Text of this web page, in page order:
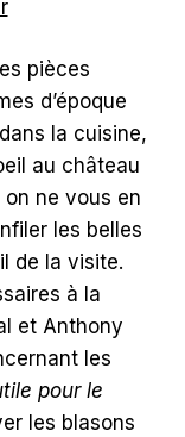
pièces
d’époque
la cuisine,
au château
ne vous en
les belles
de la visite.
à la
et Anthony
les
pour le
les blasons